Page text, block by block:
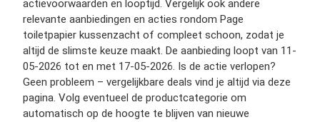
actievoorwaarden en looptijd. Vergelijk ook andere
relevante aanbiedingen en acties rondom Page
toiletpapier kussenzacht of compleet schoon, zodat je
altijd de slimste keuze maakt. De aanbieding loopt van 11-
05-2026 tot en met 17-05-2026. Is de actie verlopen?
Geen probleem – vergelijkbare deals vind je altijd via deze
pagina. Volg eventueel de productcategorie om
automatisch op de hoogte te blijven van nieuwe